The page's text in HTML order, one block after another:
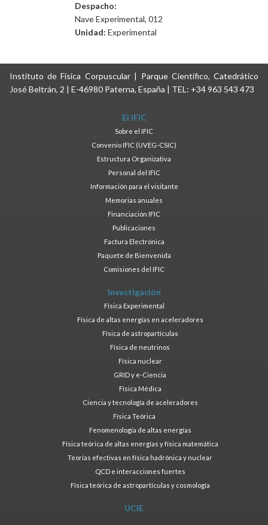
Despacho:
Nave Experimental, 012
Unidad: Experimental
Instituto de Física Corpuscular | Parque Científico, Catedrático
José Beltrán, 2 | E-46980 Paterna, España | TEL: +34 963 543 473
El IFIC
Sobre el IFIC
Convenio IFIC (UVEG-CSIC)
Estructura Organizativa
Personal del IFIC
Información para el visitante
Memorias anuales
Financiación IFIC
Publicaciones
Factura Electrónica
Paquete de Bienvenida
Comisiones del IFIC
Investigación
Física Experimental
Física de altas energías en aceleradores
Física de astropartículas
Física de neutrinos
Física nuclear
GRID y e-Ciencia
Física Médica
Ciencia y tecnología de aceleradores
Física Teórica
Fenomenología de altas energías
Física teórica de altas energías y física matemática
Teorías efectivas en física hadrónica y nuclear
QCD e interacciones fuertes
Física teórica de astropartículas y cosmología
UCIE